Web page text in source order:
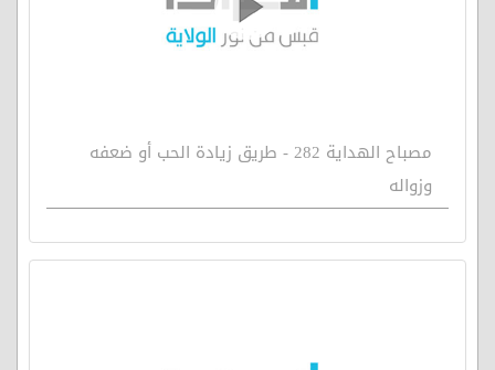
مصباح الهداية 282 - طريق زيادة الحب أو ضعفه
وزواله